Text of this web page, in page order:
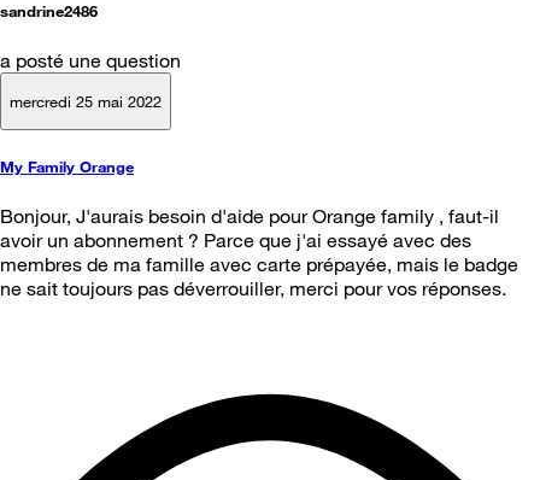
sandrine2486
a posté une question
mercredi 25 mai 2022
My Family Orange
Bonjour, J'aurais besoin d'aide pour Orange family , faut-il
avoir un abonnement ? Parce que j'ai essayé avec des
membres de ma famille avec carte prépayée, mais le badge
ne sait toujours pas déverrouiller, merci pour vos réponses.